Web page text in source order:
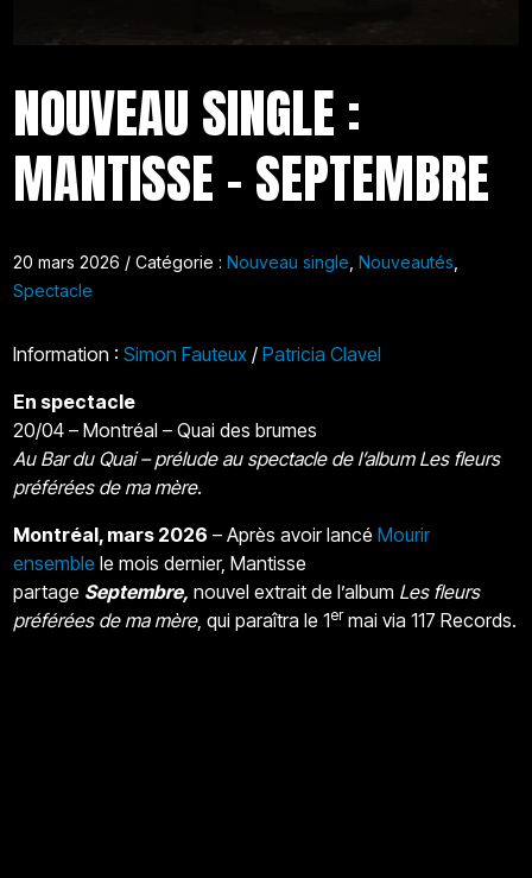
NOUVEAU SINGLE :
MANTISSE – SEPTEMBRE
20 mars 2026 / Catégorie :Nouveau single ,Nouveautés
Spectacle
Information :Simon Fauteux /Patricia Clavel
En spectacle
20/04 – Montréal – Quai des brumes
Au Bar du Quai – prélude au spectacle de l’album Les fleurs
préférées de ma mère.
Montréal, mars 2026 – Après avoir lancéMourir
ensemble le mois dernier, Mantisse
partage Septembre, nouvel extrait de l’album Les fleurs
préférées de ma mère, qui paraîtra le 1ermai via 117 Records.